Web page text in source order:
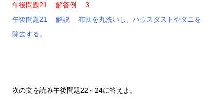
午後問題21 解答例 3
午後問題21 解説 布団を丸洗いし、ハウスダストやダニを
除去する。
次の文を読み午後問題22～24に答えよ。